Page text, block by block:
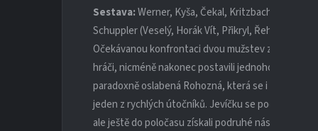
Sestava:Werner, Kyša, Čekal, Kritzbach, Muller
Schuppler (Veselý, Horák Vít, Přikryl, Řehoř, Horák
Očekávanou konfrontaci dvou mužstev z čela
hráči, nicméně nakonec postavili jednoho z
paradoxně oslabená Rohozná, která se i v deseti
jeden z rychlých útočníků. Jevíčku se podařilo
ale ještě do poločasu získali podruhé náskok. Ve